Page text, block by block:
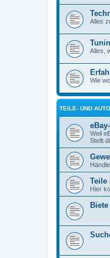
Alles
Alles,
Wie
TEILE- UND
Weil
Stellt
Teile
Hier